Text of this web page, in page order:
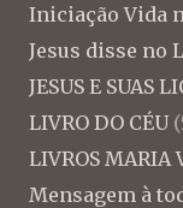
Iniciação Vida
Jesus disse no
JESUS E SUAS
LIVRO DO CÉU
LIVROS MARIA
Mensagem à